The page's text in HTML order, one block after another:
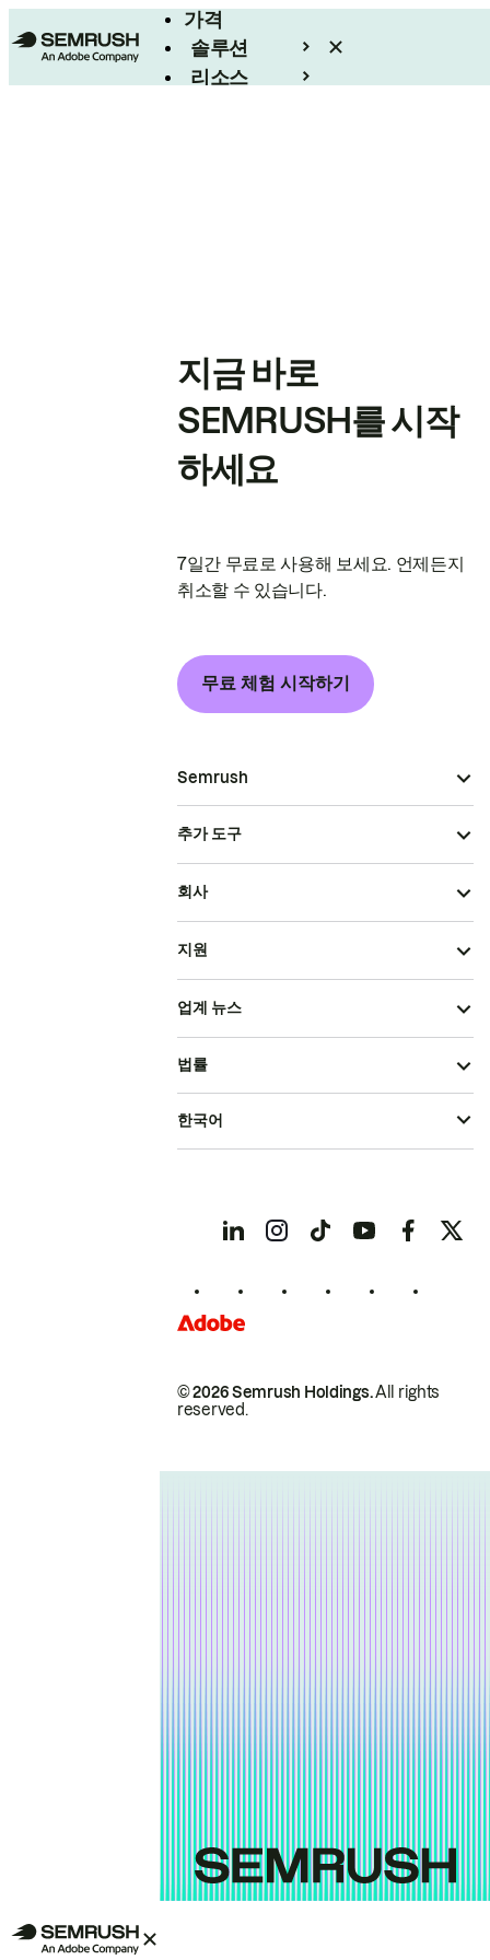
가격
솔루션
리소스
지금 바로
SEMRUSH를 시작
하세요
7일간 무료로 사용해 보세요. 언제든지
취소할 수 있습니다.
무료 체험 시작하기
Semrush
추가 도구
회사
지원
업계 뉴스
© 2026 Semrush Holdings.All rights
reserved.
법률
한국어